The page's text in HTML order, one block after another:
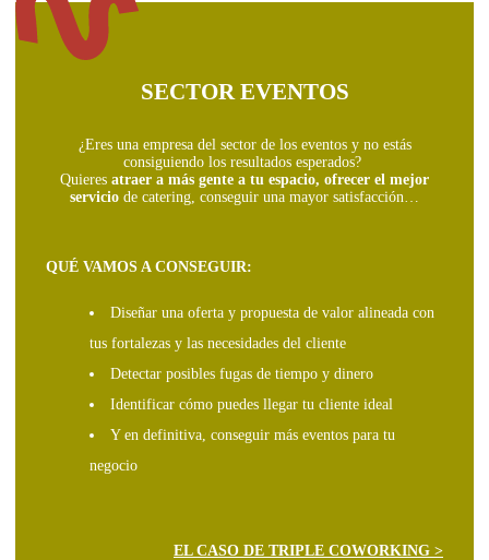
SECTOR EVENTOS
¿Eres una empresa del sector de los eventos y no estás
consiguiendo los resultados esperados?
Quieres atraer a más gente a tu espacio, ofrecer el mejor
servicio de catering, conseguir una mayor satisfacción…
QUÉ VAMOS A CONSEGUIR:
Diseñar una oferta y propuesta de valor alineada con
tus fortalezas y las necesidades del cliente
Detectar posibles fugas de tiempo y dinero
Identificar cómo puedes llegar tu cliente ideal
Y en definitiva, conseguir más eventos para tu
negocio
EL CASO DE TRIPLE COWORKING >